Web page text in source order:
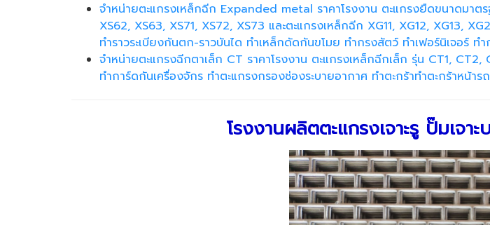
จำหน่ายตะแกรงเหล็กฉีก Expanded metal ราคาโรงงาน ตะแกรงยืดขนาดมาตร
XS62, XS63, XS71, XS72, XS73 และตะแกรงเหล็กฉีก XG11, XG12, XG13,
ทำราวระเบียงกันตก-ราวบันได ทำเหล็กดัดกันขโมย ทำกรงสัตว์ ทำเฟอร์นิเจอร์ ท
จำหน่ายตะแกรงฉีกตาเล็ก CT ราคาโรงงาน ตะแกรงเหล็กฉีกเล็ก รุ่น CT1,
ทำการ์ดกันเครื่องจักร ทำตะแกรงกรองช่องระบายอากาศ ทำตะกร้าทำตะกร้าหน้าร
โรงงานผลิตตะแกรงเจาะรู ปั๊มเจ